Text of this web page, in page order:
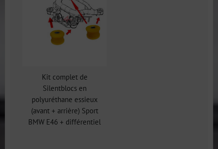
Kit complet de
Silentblocs en
polyuréthane essieux
(avant + arrière) Sport
BMW E46 + différentiel